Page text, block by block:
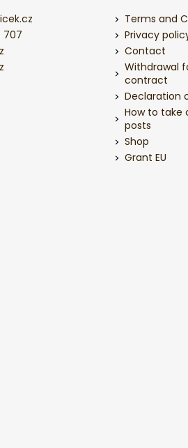
707
Terms and
Privacy
Contact
Withdrawal
contract
Declaration
How to take
posts
Shop
Grant EU